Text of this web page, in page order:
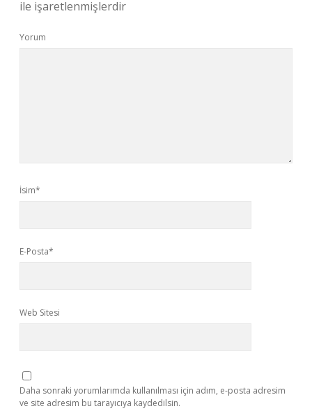
ile işaretlenmişlerdir
Yorum
İsim*
E-Posta*
Web Sitesi
Daha sonraki yorumlarımda kullanılması için adım, e-posta adresim
ve site adresim bu tarayıcıya kaydedilsin.